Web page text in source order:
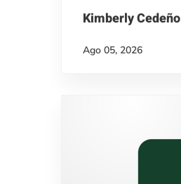
Kimberly Cedeño
Ago 05, 2026